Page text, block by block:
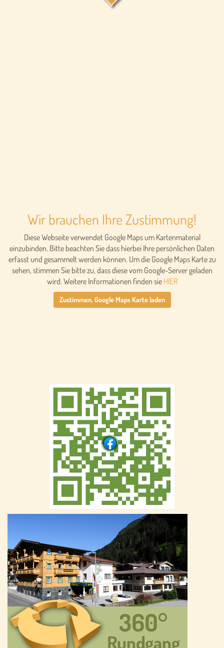
Wir brauchen Ihre Zustimmung!
Diese Webseite verwendet Google Maps um Kartenmaterial
einzubinden. Bitte beachten Sie dass hierbei Ihre persönlichen Daten
erfasst und gesammelt werden können. Um die Google Maps Karte zu
sehen, stimmen Sie bitte zu, dass diese vom Google-Server geladen
wird. Weitere Informationen finden sie HIER